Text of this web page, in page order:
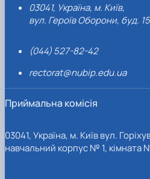
03041, Україна, м. Київ,
вул. Героїв Оборони, буд.
(044) 527-82-42
rectorat@nubip.edu.ua
Приймальна комісія
03041, Україна, м. Київ вул.
навчальний корпус № 1, кімната